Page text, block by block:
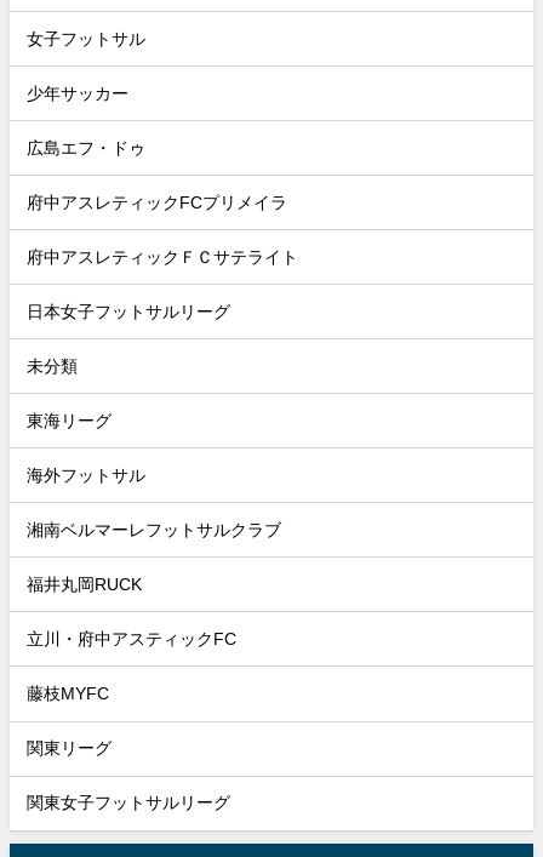
女子フットサル
少年サッカー
広島エフ・ドゥ
府中アスレティックFCプリメイラ
府中アスレティックＦＣサテライト
日本女子フットサルリーグ
未分類
東海リーグ
海外フットサル
湘南ベルマーレフットサルクラブ
福井丸岡RUCK
立川・府中アスティックFC
藤枝MYFC
関東リーグ
関東女子フットサルリーグ